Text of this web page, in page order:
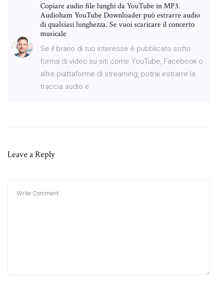
Copiare audio file lunghi da YouTube in MP3.
Audioham YouTube Downloader può estrarre audio
di qualsiasi lunghezza. Se vuoi scaricare il concerto
musicale
Se il brano di tuo interesse è pubblicato sotto
forma di video su siti come YouTube, Facebook o
altre piattaforme di streaming, potrai estrarre la
traccia audio e
Leave a Reply